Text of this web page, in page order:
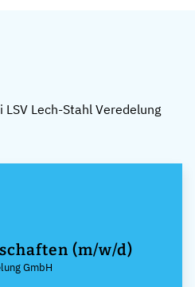
Lech-Stahl Veredelung
(m/w/d)
GmbH